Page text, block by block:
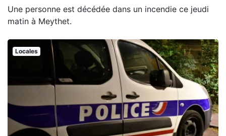
Une personne est décédée dans un incendie ce jeudi
matin à Meythet.
Locales